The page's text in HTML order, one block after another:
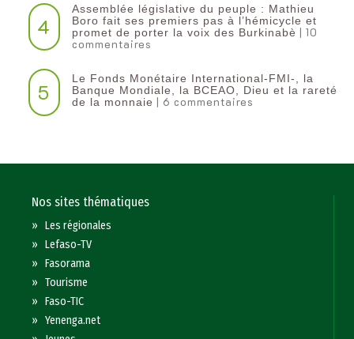
4
Assemblée législative du peuple : Mathieu
Boro fait ses premiers pas à l’hémicycle et
promet de porter la voix des Burkinabè | 10
commentaires
5
Le Fonds Monétaire International-FMI-, la
Banque Mondiale, la BCEAO, Dieu et la rareté
de la monnaie | 6 commentaires
Nos sites thématiques
»Les régionales
»Lefaso-TV
»Fasorama
»Tourisme
»Faso-TIC
»Yenenga.net